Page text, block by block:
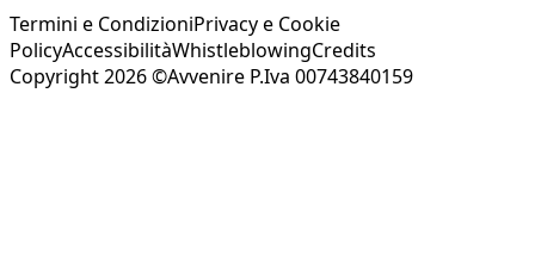
Termini e CondizioniPrivacy e Cookie
PolicyAccessibilitàWhistleblowingCredits
Copyright 2026 ©Avvenire P.Iva 00743840159